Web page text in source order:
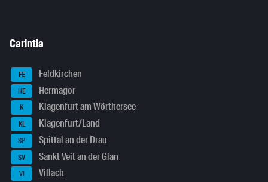
Carintia
FE Feldkirchen
HE Hermagor
K Klagenfurt am Wörthersee
KL Klagenfurt/Land
SP Spittal an der Drau
SV Sankt Veit an der Glan
VI Villach